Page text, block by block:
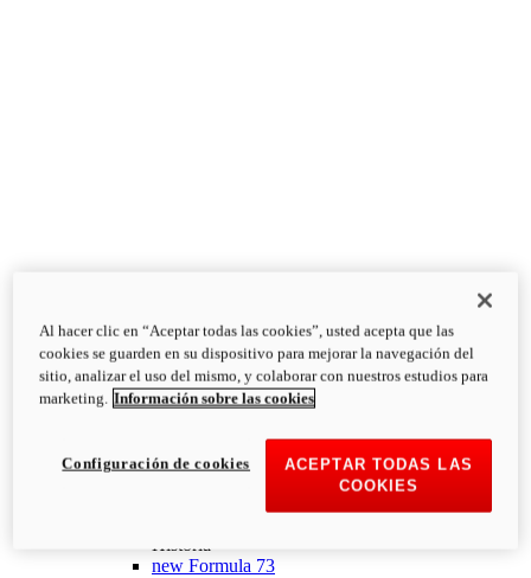
Historia
new Formula 73
Al hacer clic en “Aceptar todas las cookies”, usted acepta que las
cookies se guarden en su dispositivo para mejorar la navegación del
sitio, analizar el uso del mismo, y colaborar con nuestros estudios para
marketing. Información sobre las cookies
ACEPTAR TODAS LAS
COOKIES
Configuración de cookies